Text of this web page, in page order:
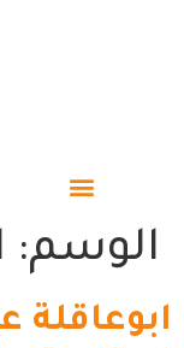
الوسم: